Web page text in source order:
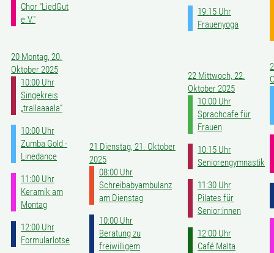
Chor "LiedGut
e.V."
19:15 Uhr
Frauenyoga
20 Montag, 20.
Oktober 2025
10:00 Uhr
Singekreis
„trallaaaala“
10:00 Uhr
Zumba Gold -
Linedance
11:00 Uhr
Keramik am
Montag
12:00 Uhr
Formularlotse
21 Dienstag, 21. Oktober
2025
08:00 Uhr
Schreibabyambulanz
am Dienstag
10:00 Uhr
Beratung zu
freiwilligem
22 Mittwoch, 22.
Oktober 2025
10:00 Uhr
Sprachcafe für
Frauen
10:15 Uhr
Seniorengymnastik
11:30 Uhr
Pilates für
Senior:innen
12:00 Uhr
Café Malta